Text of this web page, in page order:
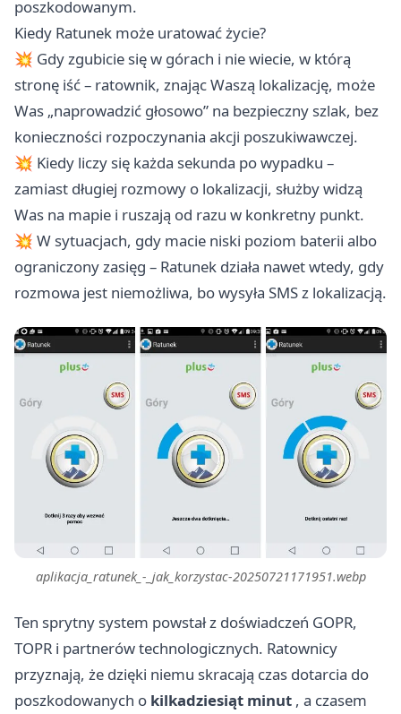
poszkodowanym.
Kiedy Ratunek może uratować życie?
💥 Gdy zgubicie się w górach i nie wiecie, w którą
stronę iść – ratownik, znając Waszą lokalizację, może
Was „naprowadzić głosowo” na bezpieczny szlak, bez
konieczności rozpoczynania akcji poszukiwawczej.
💥 Kiedy liczy się każda sekunda po wypadku –
zamiast długiej rozmowy o lokalizacji, służby widzą
Was na mapie i ruszają od razu w konkretny punkt.
💥 W sytuacjach, gdy macie niski poziom baterii albo
ograniczony zasięg – Ratunek działa nawet wtedy, gdy
rozmowa jest niemożliwa, bo wysyła SMS z lokalizacją.
aplikacja_ratunek_-_jak_korzystac-20250721171951.webp
Ten sprytny system powstał z doświadczeń GOPR,
TOPR i partnerów technologicznych. Ratownicy
przyznają, że dzięki niemu skracają czas dotarcia do
poszkodowanych o kilkadziesiąt minut , a czasem